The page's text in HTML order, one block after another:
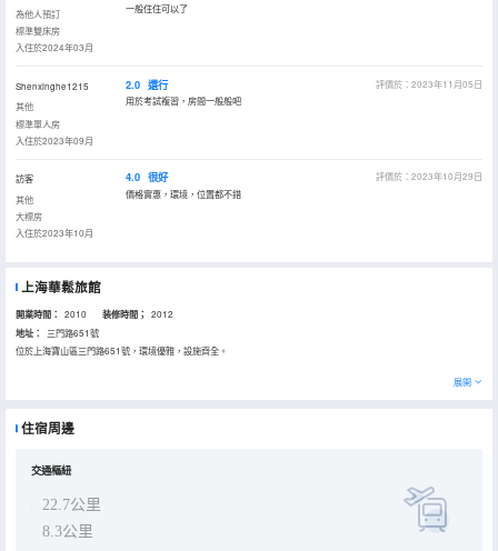
為他人預訂
標準雙床房
入住於2024年03月
一般住住可以了
Shenxinghe1215
其他
標準單人房
入住於2023年09月
2.0 還行
評價於：2023年11月05日
用於考試複習，房間一般般吧
訪客
其他
大標房
入住於2023年10月
4.0 很好
評價於：2023年10月29日
價格實惠，環境，位置都不錯
上海華鬆旅館
開業時間： 2010 装修時間； 2012
地址：
三門路651號
位於上海寶山區三門路651號，環境優雅，設施齊全。
展開
住宿周邊
交通樞紐
22.7公里
8.3公里